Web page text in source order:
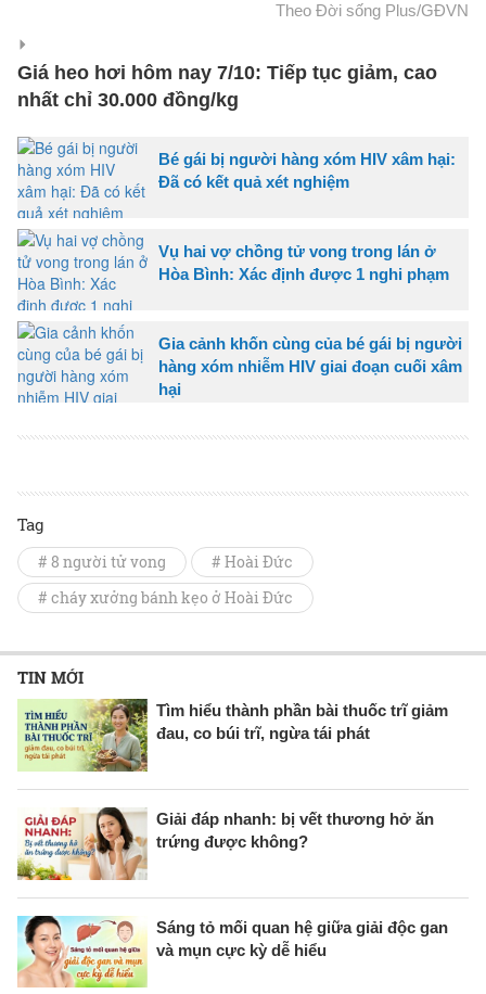
Theo Đời sống Plus/GĐVN
Giá heo hơi hôm nay 7/10: Tiếp tục giảm, cao
nhất chỉ 30.000 đồng/kg
Bé gái bị người hàng xóm HIV xâm hại:
Đã có kết quả xét nghiệm
Vụ hai vợ chồng tử vong trong lán ở
Hòa Bình: Xác định được 1 nghi phạm
Gia cảnh khốn cùng của bé gái bị người
hàng xóm nhiễm HIV giai đoạn cuối xâm
hại
Tag
# 8 người tử vong
# Hoài Đức
# cháy xưởng bánh kẹo ở Hoài Đức
TIN MỚI
Tìm hiểu thành phần bài thuốc trĩ giảm
đau, co búi trĩ, ngừa tái phát
Giải đáp nhanh: bị vết thương hở ăn
trứng được không?
Sáng tỏ mối quan hệ giữa giải độc gan
và mụn cực kỳ dễ hiểu